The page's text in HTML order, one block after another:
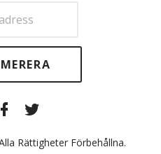
Facebook
Rättigheter Förbehållna.